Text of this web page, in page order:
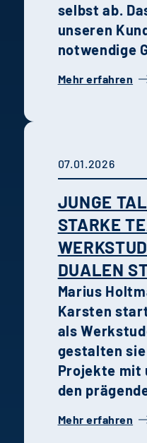
selbst ab.
unseren
notwendige
der
Mehr erfahren
07.01.2026
JUNGE
STARKE
DUALEN
Marius
Karsten
als
gestalten
Projekte mit
den
Mehr erfahren